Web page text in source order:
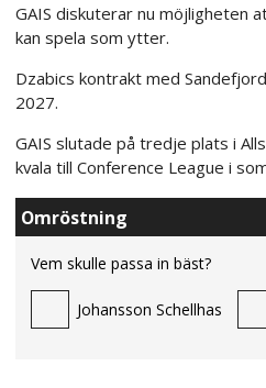
GAIS diskuterar nu möjligheten
kan spela som ytter.
Dzabics kontrakt med
2027.
GAIS slutade på tredje plats i
kvala till Conference League i
Omröstning
Vem skulle passa in bäst?
Johansson Schellhas